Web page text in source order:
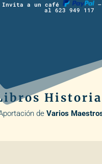
Invita a un café –
al 623 949 117
Historia
de Varios